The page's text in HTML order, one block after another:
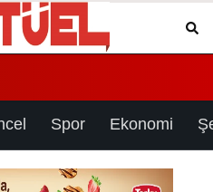
Spor Ekonomi